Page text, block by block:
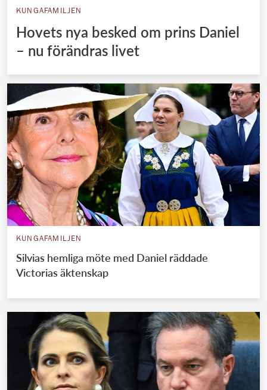
KUNGAFAMILJEN
Hovets nya besked om prins Daniel
– nu förändras livet
KUNGAFAMILJEN
Silvias hemliga möte med Daniel räddade
Victorias äktenskap